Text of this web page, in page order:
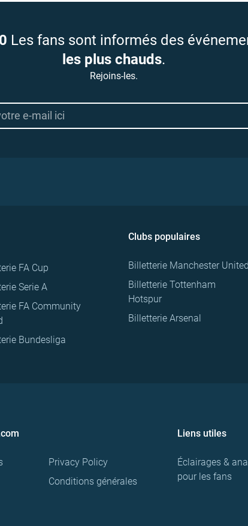
Les fans sont informés des
les plus chauds.
Rejoins-les.
FA Cup
Serie A
FA Community
Bundesliga
Clubs populaires
Billetterie Manchester
Billetterie Tottenham
Hotspur
Billetterie Arsenal
Privacy Policy
Conditions générales
Liens utiles
Éclairages &
pour les fans